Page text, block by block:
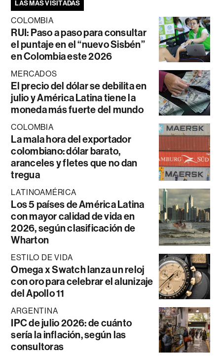
LAS MÁS VISITADAS
COLOMBIA
RUI: Paso a paso para consultar
el puntaje en el “nuevo Sisbén”
en Colombia este 2026
MERCADOS
El precio del dólar se debilita en
julio y América Latina tiene la
moneda más fuerte del mundo
COLOMBIA
La mala hora del exportador
colombiano: dólar barato,
aranceles y fletes que no dan
tregua
LATINOAMÉRICA
Los 5 países de América Latina
con mayor calidad de vida en
2026, según clasificación de
Wharton
ESTILO DE VIDA
Omega x Swatch lanza un reloj
con oro para celebrar el alunizaje
del Apollo 11
ARGENTINA
IPC de julio 2026: de cuánto
sería la inflación, según las
consultoras